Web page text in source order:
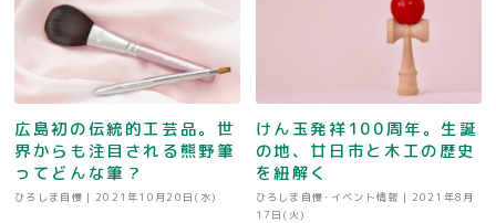
広島初の伝統的工芸品。世
界からも注目される熊野筆
ってどんな筆？
ひろしま自慢 | 2021年10月20日(水)
けん玉発祥100周年。生誕
の地、廿日市と木工の歴史
を紐解く
ひろしま自慢･イベント情報 | 2021年8月
17日(火)